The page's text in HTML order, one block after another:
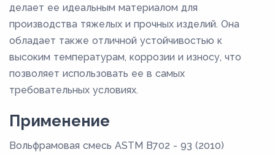
делает ее идеальным материалом для
производства тяжелых и прочных изделий. Она
обладает также отличной устойчивостью к
высоким температурам, коррозии и износу, что
позволяет использовать ее в самых
требовательных условиях.
Применение
Вольфрамовая смесь ASTM B702 - 93 (2010)